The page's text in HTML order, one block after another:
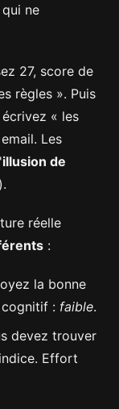
qui ne
27, score de
règles ». Puis
« les
Les
illusion de
).
réelle
:
la bonne
: faible.
devez trouver
Effort